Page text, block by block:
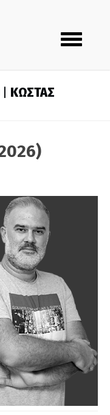
Toggle
navigation
| ΚΩΣΤΑΣ